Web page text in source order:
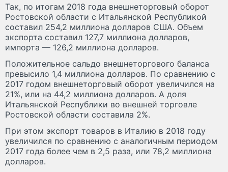
Так, по итогам 2018 года внешнеторговый оборот
Ростовской области с Итальянской Республикой
составил 254,2 миллиона долларов США. Объем
экспорта составил 127,7 миллиона долларов,
импорта — 126,2 миллиона долларов.
Положительное сальдо внешнеторгового баланса
превысило 1,4 миллиона долларов. По сравнению с
2017 годом внешнеторговый оборот увеличился на
21%, или на 44,2 миллиона долларов. А доля
Итальянской Республики во внешней торговле
Ростовской области составила 2%.
При этом экспорт товаров в Италию в 2018 году
увеличился по сравнению с аналогичным периодом
2017 года более чем в 2,5 раза, или 78,2 миллиона
долларов.